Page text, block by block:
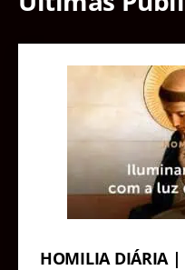
HOMILIA DIÁRIA